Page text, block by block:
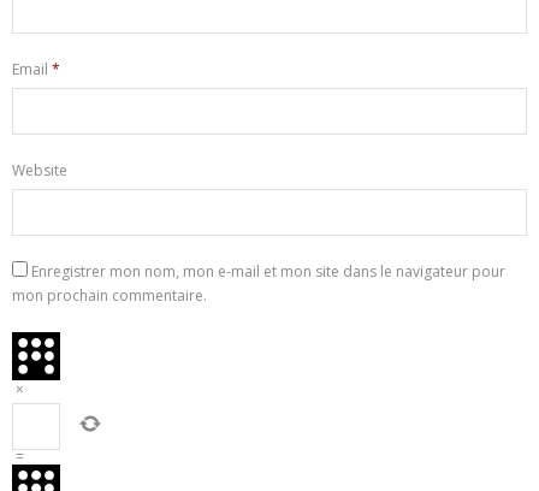
Email *
Website
Enregistrer mon nom, mon e-mail et mon site dans le navigateur pour
mon prochain commentaire.
×
=